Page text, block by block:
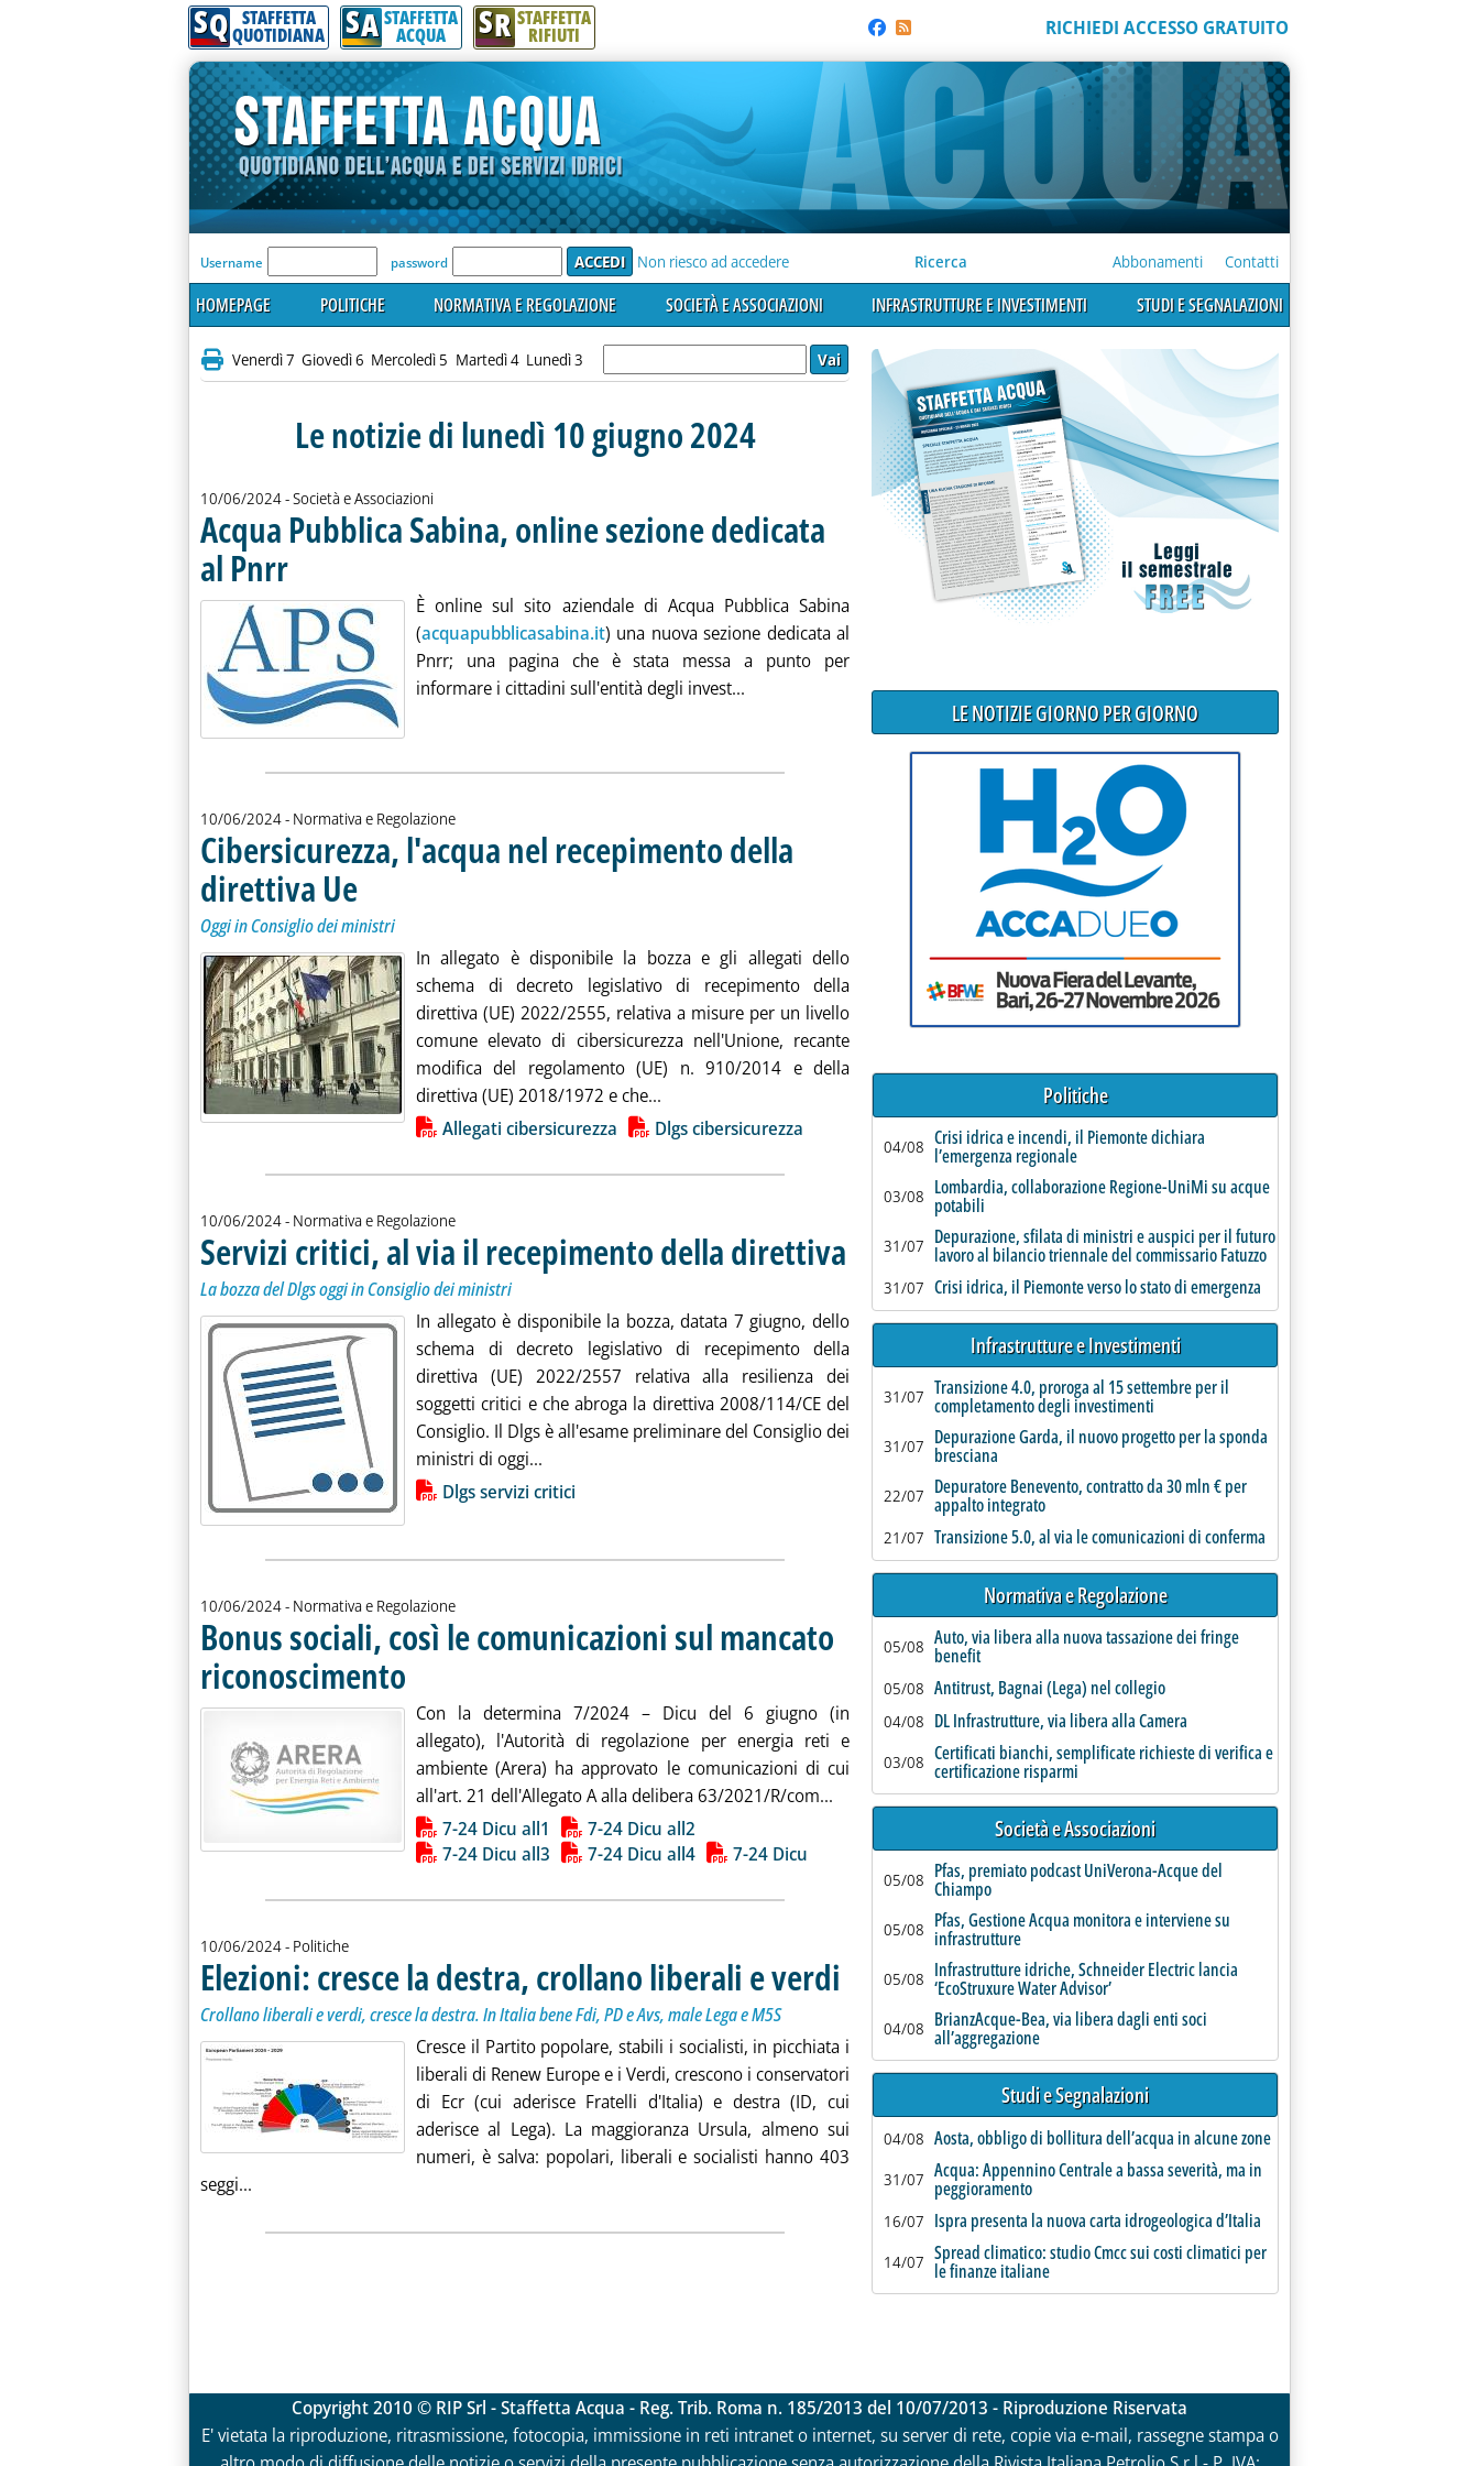
SQ STAFFETTA
QUOTIDIANA SA STAFFETTA
ACQUA SR STAFFETTA
RIFIUTI RICHIEDI ACCESSO GRATUITO
'Modulo Login per accedere'
Username password Non riesco ad accedere Ricerca Abbonamenti Contatti
HOMEPAGE POLITICHE NORMATIVA E REGOLAZIONE SOCIETÀ E ASSOCIAZIONI INFRASTRUTTURE E INVESTIMENTI STUDI E SEGNALAZIONI
Venerdì 7 Giovedì 6 Mercoledì 5 Martedì 4 Lunedì 3
Le notizie di lunedì 10 giugno 2024
10/06/2024- Società e Associazioni
Acqua Pubblica Sabina, online sezione dedicata
al Pnrr. Pubblicata lunedì 10 giugno 2024 alle 15.43.
È online sul sito aziendale di Acqua Pubblica Sabina
(acquapubblicasabina.it) una nuova sezione dedicata al
Pnrr; una pagina che è stata messa a punto per
informare i cittadini sull'entità degli invest... Leggi tutta la notizia: 'Acqua Pubblica Sabina, online sezione dedicata al Pnrr'
10/06/2024- Normativa e Regolazione
Cibersicurezza, l'acqua nel recepimento della
direttiva Ue . Sottotitolo: Oggi in Consiglio dei ministri
. Pubblicata lunedì 10 giugno 2024 alle 14.6.
Oggi in Consiglio dei ministri
In allegato è disponibile la bozza e gli allegati dello
schema di decreto legislativo di recepimento della
direttiva (UE) 2022/2555, relativa a misure per un livello
comune elevato di cibersicurezza nell'Unione, recante
modifica del regolamento (UE) n. 910/2014 e della
direttiva (UE) 2018/1972 e che... Leggi tutta la notizia: 'Cibersicurezza, l'acqua nel recepimento della direttiva Ue'
Lista allegati PDF alla notiziaAllegati cibersicurezza Dlgs cibersicurezza
10/06/2024- Normativa e Regolazione
Servizi critici, al via il recepimento della direttiva . Sottotitolo: La bozza del Dlgs oggi in Consiglio dei ministri
. Pubblicata lunedì 10 giugno 2024 alle 13.35.
La bozza del Dlgs oggi in Consiglio dei ministri
In allegato è disponibile la bozza, datata 7 giugno, dello
schema di decreto legislativo di recepimento della
direttiva (UE) 2022/2557 relativa alla resilienza dei
soggetti critici e che abroga la direttiva 2008/114/CE del
Consiglio. Il Dlgs è all'esame preliminare del Consiglio dei
ministri di oggi... Leggi tutta la notizia: 'Servizi critici, al via il recepimento della direttiva'
Lista allegati PDF alla notiziaDlgs servizi critici
10/06/2024- Normativa e Regolazione
Bonus sociali, così le comunicazioni sul mancato
riconoscimento
Con la determina 7/2024 – Dicu del 6 giugno (in
allegato), l'Autorità di regolazione per energia reti e
ambiente (Arera) ha approvato le comunicazioni di cui
all'art. 21 dell'Allegato A alla delibera 63/2021/R/com... Leggi tutta la notizia: 'Bonus sociali, così le comunicazioni sul mancato
Lista allegati PDF alla notizia
7-24 Dicu all1
7-24 Dicu all2
7-24 Dicu all3
7-24 Dicu all4 7-24 Dicu
10/06/2024- Politiche
Elezioni: cresce la destra, crollano liberali e verdi . Sottotitolo: Crollano liberali e verdi, cresce la destra. In Italia bene Fdi, PD e Avs, male Lega e M5S
. Pubblicata lunedì 10 giugno 2024 alle 10.59.
Crollano liberali e verdi, cresce la destra. In Italia bene Fdi, PD e Avs, male Lega e M5S
Cresce il Partito popolare, stabili i socialisti, in picchiata i
liberali di Renew Europe e i Verdi, crescono i conservatori
di Ecr (cui aderisce Fratelli d'Italia) e destra (ID, cui
aderisce al Lega). La maggioranza Ursula, almeno sui
numeri, è salva: popolari, liberali e socialisti hanno 403
seggi...
LE NOTIZIE GIORNO PER GIORNO
Politiche
04/08 Crisi idrica e incendi, il Piemonte dichiara
l’emergenza regionale
03/08 Lombardia, collaborazione Regione-UniMi su acque
potabili
31/07 Depurazione, sfilata di ministri e auspici per il futuro
lavoro al bilancio triennale del commissario Fatuzzo
31/07 Crisi idrica, il Piemonte verso lo stato di emergenza
Infrastrutture e Investimenti
31/07 Transizione 4.0, proroga al 15 settembre per il
completamento degli investimenti
31/07 Depurazione Garda, il nuovo progetto per la sponda
bresciana
22/07 Depuratore Benevento, contratto da 30 mln € per
appalto integrato
21/07 Transizione 5.0, al via le comunicazioni di conferma
Normativa e Regolazione
05/08 Auto, via libera alla nuova tassazione dei fringe
benefit
05/08 Antitrust, Bagnai (Lega) nel collegio
04/08 DL Infrastrutture, via libera alla Camera
03/08 Certificati bianchi, semplificate richieste di verifica e
certificazione risparmi
Società e Associazioni
05/08 Pfas, premiato podcast UniVerona-Acque del
Chiampo
05/08 Pfas, Gestione Acqua monitora e interviene su
infrastrutture
05/08 Infrastrutture idriche, Schneider Electric lancia
‘EcoStruxure Water Advisor’
04/08 BrianzAcque-Bea, via libera dagli enti soci
all’aggregazione
Studi e Segnalazioni
04/08 Aosta, obbligo di bollitura dell’acqua in alcune zone
31/07 Acqua: Appennino Centrale a bassa severità, ma in
peggioramento
16/07 Ispra presenta la nuova carta idrogeologica d’Italia
14/07 Spread climatico: studio Cmcc sui costi climatici per
le finanze italiane
Copyright 2010 © RIP Srl - Staffetta Acqua - Reg. Trib. Roma n. 185/2013 del 10/07/2013 - Riproduzione Riservata
E' vietata la riproduzione, ritrasmissione, fotocopia, immissione in reti intranet o internet, su server di rete, copie via e-mail, rassegne stampa o